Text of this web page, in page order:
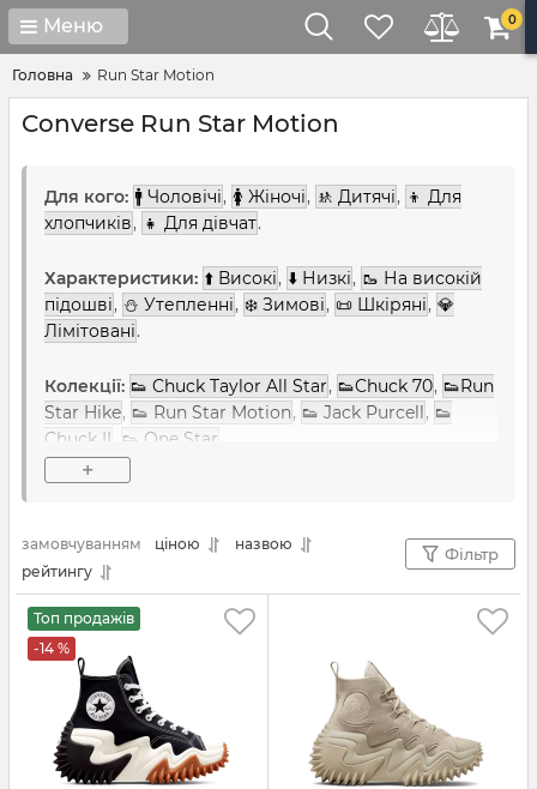
Меню 0
Головна Run Star Motion
Converse Run Star Motion
Для кого: 🚹 Чоловічі, 🚺 Жіночі, 🚸 Дитячі, 👦 Для
хлопчиків, 👧 Для дівчат.
Характеристики: ⬆️ Високі, ⬇️ Низкі, 🥾 На високій
підошві, ⛄ Утепленні, ❄️ Зимові, 📜 Шкіряні, 💎
Лімітовані.
Колекції: 👟 Chuck Taylor All Star, 👟Chuck 70, 👟Run
Star Hike, 👟 Run Star Motion, 👟 Jack Purcell, 👟
Chuck II
👟 One Star
Бежеві,💚 Зелені 💜 Фиолетові
🌸 Рожеві
⭕ Бордові,
⭕ Коричневі,✳️ Бирюзові,⭕ Сірі.
+
замовчуванням ціною
назвою
рейтингу
Фільтр
Топ продажів
-14 %